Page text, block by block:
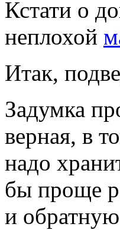
Кстати о
неплохой
Итак,
Задумка
верная, в
надо
бы проще
и